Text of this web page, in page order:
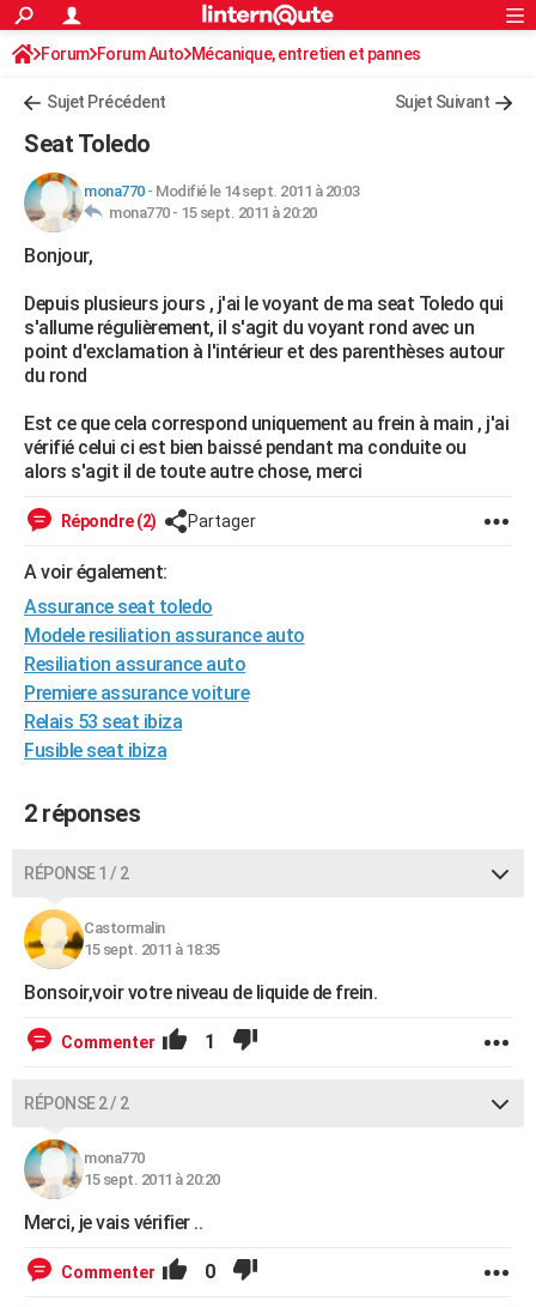
ACTUALITÉS
Politique
Société
Faits Divers
Education
Monde
Villes
+
FINANCE
Retraite
Impôts
Epargne
Immobilier
Risques naturels par ville
Banque
Assurance
Crédit
AUTO
Essais
Réserver un essai
Citadines
Berlines
SUV
Forum auto
+HIGH-TECH
Mobiles
Meilleur smartphone
Internet
Ordinateurs
Jeux vidéo
Guide high-tech
+BRICOLAGE
Forum
Aménagement intérieur
Extérieur
Cuisine
Salle de bains
Jardinage
Rangement
WEEK-END
Guides de France
Escapades
Patrimoine
Expositions
Musées
Week-end nature
+LIFESTYLE
Art de vivre
Bien-être
Loisirs
ModeModes de vie
SANTE
Alimentation
Guide de la santé
Maladies
Médicaments
Sommeil
VOYAGE
Destinations
City break
Voyage nature
Voyage de noces
Forum
Climat
PHOTO
GUIDES D'ACHAT
BONS PLANS
CARTE DE VOEUX
Carte de Noël
Carte Bonne année
Carte Saint-Valentin
Carte Pâques
Carte d'anniversaire
DICTIONNAIRE
Dictionnaire
Biographies
Citations
Expressions
Proverbes
PROGRAMME TV
AVIS DE DÉCÈS
FORUM
Bricolage
Lifestyle
Culture
Sport
Auto
Television
Voyage
Cinema
Rechercher
S'inscrire
Connexion
Forum Forum Auto Mécanique, entretien et pannes
Sujet Précédent Sujet Suivant
Seat Toledo
mona770- Modifié le 14 sept. 2011 à 20:03
mona770 - 15 sept. 2011 à 20:20
Bonjour,
Depuis plusieurs jours , j'ai le voyant de ma seat Toledo qui
s'allume régulièrement, il s'agit du voyant rond avec un
point d'exclamation à l'intérieur et des parenthèses autour
du rond
Est ce que cela correspond uniquement au frein à main , j'ai
vérifié celui ci est bien baissé pendant ma conduite ou
alors s'agit il de toute autre chose, merci
Répondre (2) Partager
A voir également:
Assurance seat toledo
Modele resiliation assurance auto
Resiliation assurance auto
Premiere assurance voiture
Relais 53 seat ibiza
Fusible seat ibiza
2 réponses
RÉPONSE 1 / 2
Castormalin
15 sept. 2011 à 18:35
Bonsoir,voir votre niveau de liquide de frein.
Commenter 1
RÉPONSE 2 / 2
mona770
15 sept. 2011 à 20:20
Merci, je vais vérifier ..
Commenter 0